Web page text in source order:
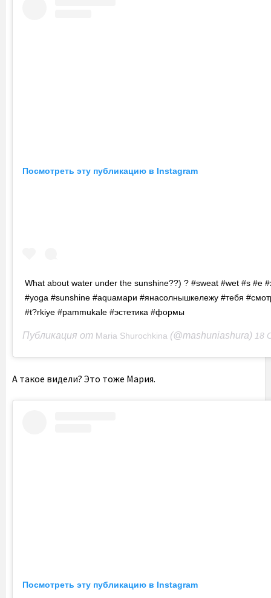
Посмотреть эту публикацию в Instagram
What about water under the sunshine??) ? #sweat #wet #s #e
#yoga #sunshine #aquaмари #янасолнышкележу #тебя
#t?rkiye #pammukale #эстетика #формы
Публикация от Maria Shurochkina (@mashuniashura) 18 Сен
А такое видели? Это тоже Мария.
Посмотреть эту публикацию в Instagram